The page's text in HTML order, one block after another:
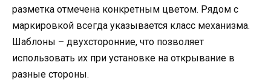
разметка отмечена конкретным цветом. Рядом с
маркировкой всегда указывается класс механизма.
Шаблоны – двухсторонние, что позволяет
использовать их при установке на открывание в
разные стороны.